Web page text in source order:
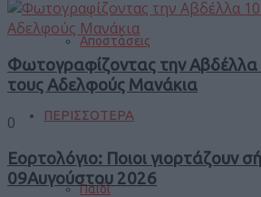
Αποστάσεις
ΠΕΡΙΣΣΟΤΕΡΑ
Παιδί
Φωτογραφίζοντας την Αβδέλλα
τους Αδελφούς Μανάκια
0
Εορτολόγιο: Ποιοι γιορτάζουν
09Αυγούστου 2026